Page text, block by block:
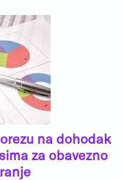
na dohodak
za obavezno